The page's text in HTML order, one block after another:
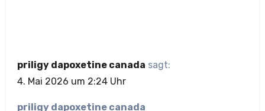
priligy dapoxetine canada sagt:
4. Mai 2026 um 2:24 Uhr
priligy dapoxetine canada